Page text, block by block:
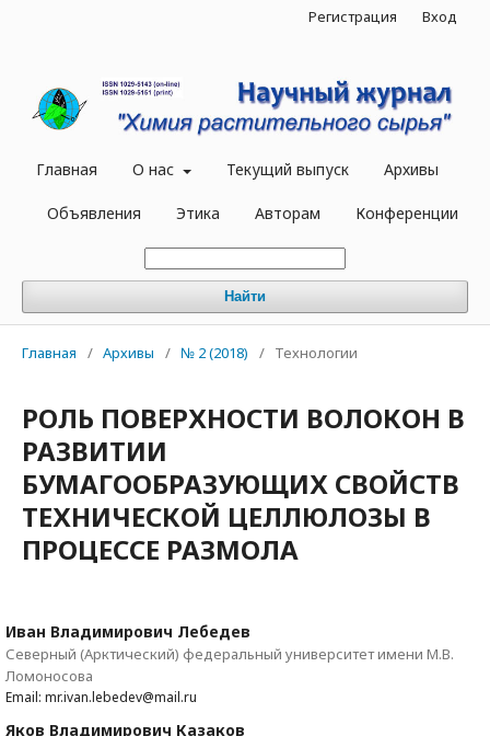
Главная О нас Текущий выпуск Архивы
Объявления Этика Авторам Конференции
Найти
Регистрация Вход
Главная / Архивы / № 2 (2018) / Технологии
РОЛЬ ПОВЕРХНОСТИ ВОЛОКОН В
РАЗВИТИИ
БУМАГООБРАЗУЮЩИХ СВОЙСТВ
ТЕХНИЧЕСКОЙ ЦЕЛЛЮЛОЗЫ В
ПРОЦЕССЕ РАЗМОЛА
Иван Владимирович Лебедев
Северный (Арктический) федеральный университет имени М.В.
Ломоносова
Email: mr.ivan.lebedev@mail.ru
Яков Владимирович Казаков